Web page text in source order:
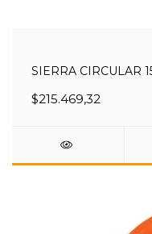
SIERRA CIRCULAR
$215.469,32